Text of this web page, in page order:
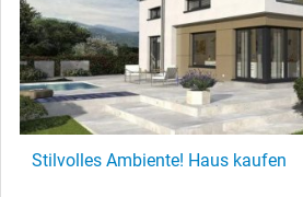
Stilvolles Ambiente! Haus kaufen